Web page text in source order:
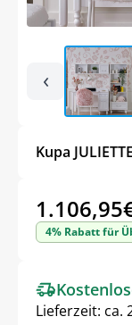
‹
Kupa
1.106,95
4% Rabatt für
Lieferzeit: ca.